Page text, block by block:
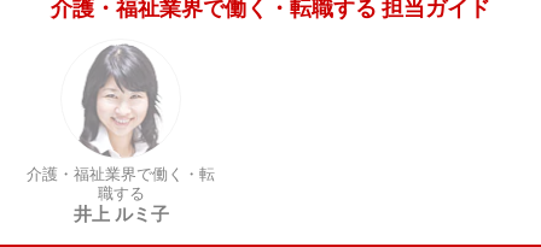
介護・福祉業界で働く・転職する 担当ガイド
介護・福祉業界で働く・転
職する
井上 ルミ子